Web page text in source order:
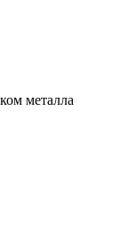
металла